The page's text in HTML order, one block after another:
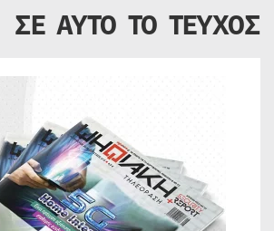
ΣΕ ΑΥΤΟ ΤΟ ΤΕΥΧΟΣ